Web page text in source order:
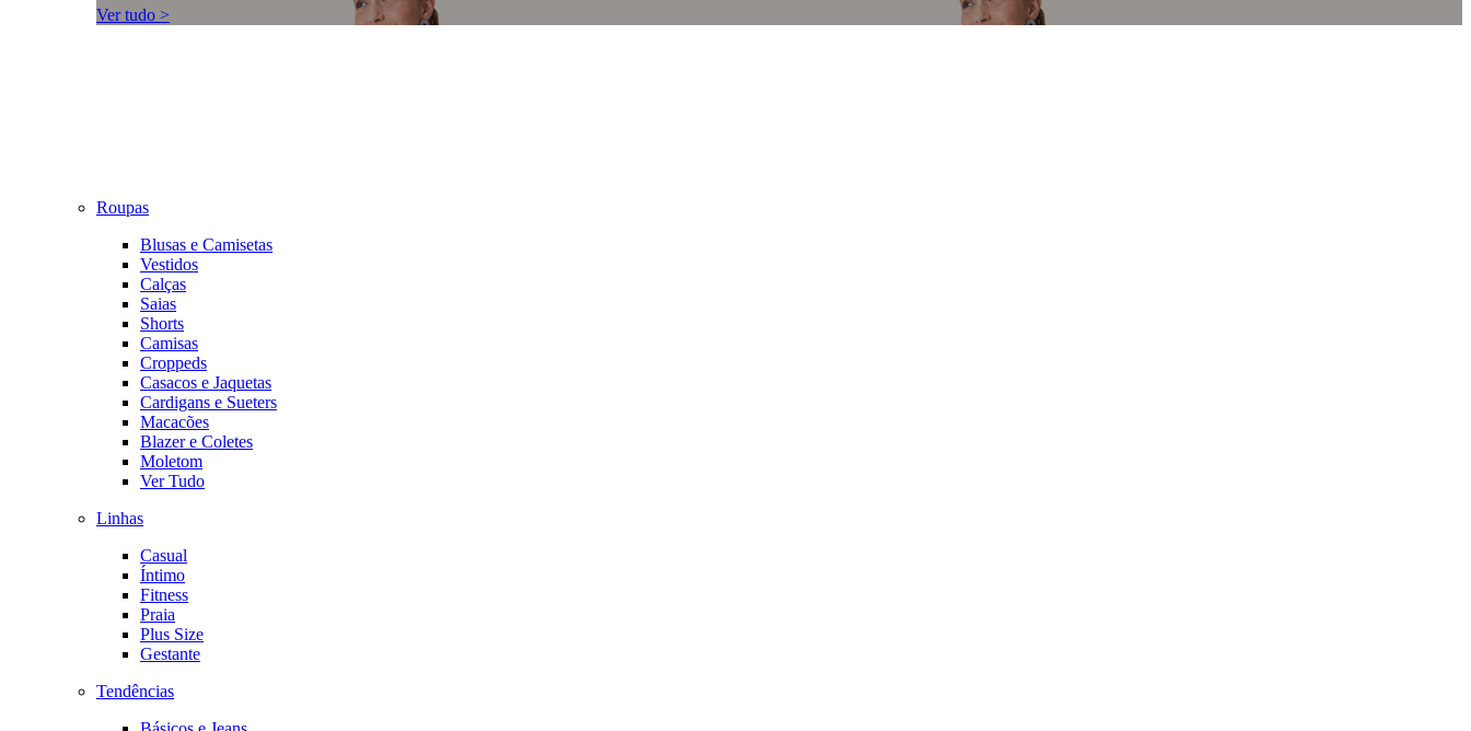
Ver tudo >
Roupas
Blusas e Camisetas
Vestidos
Calças
Saias
Shorts
Camisas
Croppeds
Casacos e Jaquetas
Cardigans e Sueters
Macacões
Blazer e Coletes
Moletom
Ver Tudo
Linhas
Casual
Íntimo
Fitness
Praia
Plus Size
Gestante
Tendências